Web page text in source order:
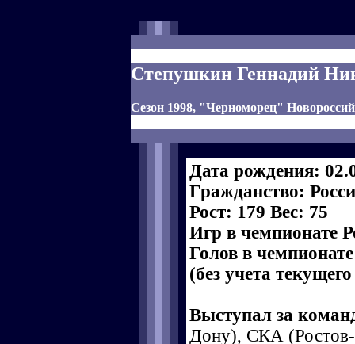
Степушкин Геннадий
Сезон 1998, "Черноморец"
Дата рождения:
Гражданство:
Рост: 179 Вес: 75
Игр в чемпионате
Голов в
(без учета
Выступал за
Дону), СКА